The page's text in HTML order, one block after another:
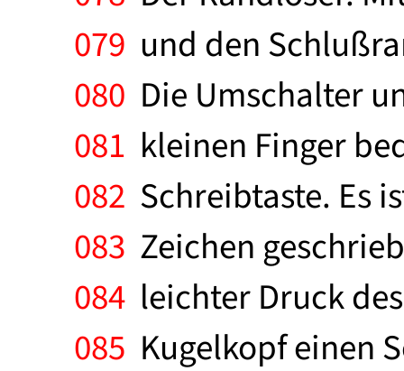
079 und den
080 Die Umschalter
081 kleinen Finger
082 Schreibtaste. Es
083 Zeichen
084 leichter Druck
085 Kugelkopf einen